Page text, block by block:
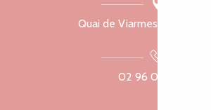
Quai de Viarmes, 22300
02 96 05 60 70